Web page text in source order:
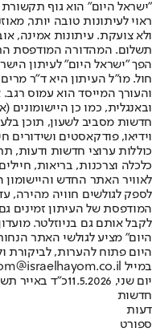
"ישראל היום" הוא גוף
ראוי לעיתונות טובה יותר,
ולא צועקת. עיתונות אמינה,
הפך "ישראל היום" לעיתון
חול. מו"ל העיתון היא ד"ר
והעורך המייסד הוא עמוס
חדשות מסביב לשעון, תוכן
וידיאו, פודקאסטים ושידורים
כוללות ערוצי חדשות ודעות,
לאוויר האתר החדש
לספק לגולשים חוויה מהירה,
המודפסת של העיתון זמינים
לקבל אותם גם בניוזלטר.
היום" מציע לגולשי האתר
היום פתוח להערות, לביקורת
במייל hayom@israelhayom.co.il.
יום שני, 11.5.2026
כ"ד באייר
חדשות
דעות
ספורט